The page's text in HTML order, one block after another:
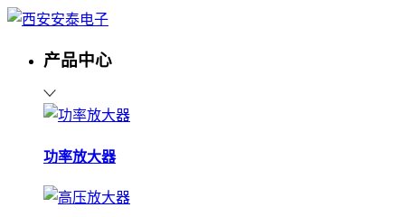
产品中心
功率放大器